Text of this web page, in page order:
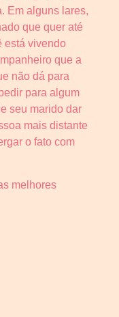
Em alguns lares,
que quer até
está vivendo
que a
não dá para
para algum
seu marido dar
mais distante
o fato com
melhores